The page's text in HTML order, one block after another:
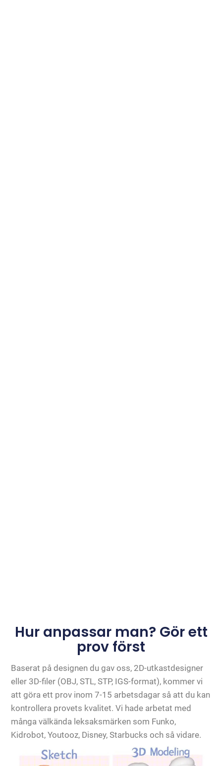
Hur anpassar man? Gör ett
prov först
Baserat på designen du gav oss, 2D-utkastdesigner
eller 3D-filer (OBJ, STL, STP, IGS-format), kommer vi
att göra ett prov inom 7-15 arbetsdagar så att du kan
kontrollera provets kvalitet. Vi hade arbetat med
många välkända leksaksmärken som Funko,
Kidrobot, Youtooz, Disney, Starbucks och så vidare.